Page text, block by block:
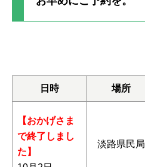
日時 場所
【おかげさま
で終了しまし
た】
淡路県民局